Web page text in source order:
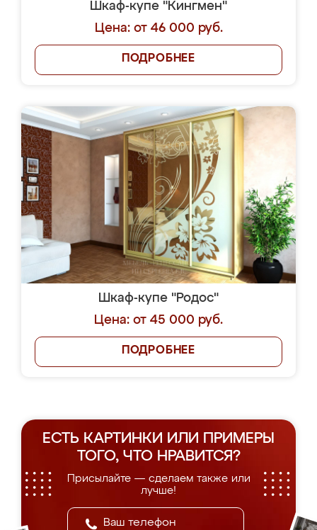
Шкаф-купе "Кингмен"
Цена: от 46 000 руб.
ПОДРОБНЕЕ
Шкаф-купе "Родос"
Цена: от 45 000 руб.
ПОДРОБНЕЕ
ЕСТЬ КАРТИНКИ ИЛИ ПРИМЕРЫ
ТОГО, ЧТО НРАВИТСЯ?
Присылайте — сделаем также или
лучше!